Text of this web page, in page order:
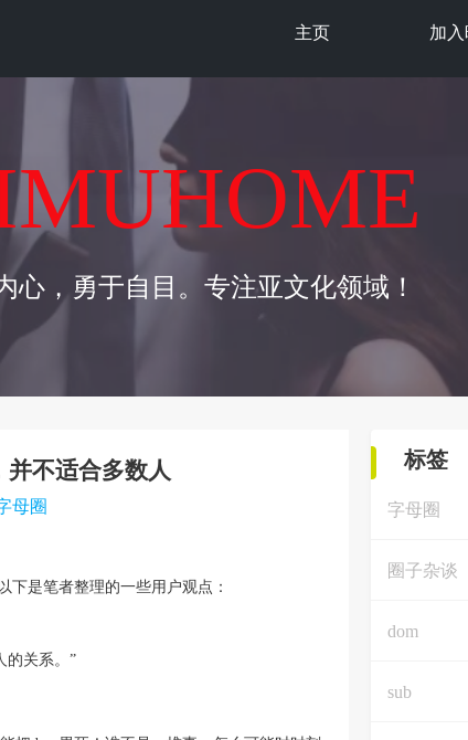
主页 加
心，勇于自目。专注亚文化领域！
不适合多数人
母圈
下是笔者整理的一些用户观点：
的关系。”
标签
字母圈
圈子杂谈
dom
sub